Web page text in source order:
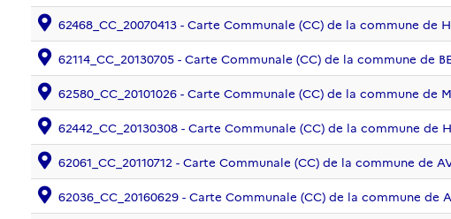
62468_CC_20070413 - Carte Communale (CC) de la commune de
62114_CC_20130705 - Carte Communale (CC) de la commune de
62580_CC_20101026 - Carte Communale (CC) de la commune de
62442_CC_20130308 - Carte Communale (CC) de la commune de
62061_CC_20110712 - Carte Communale (CC) de la commune de
62036_CC_20160629 - Carte Communale (CC) de la commune de